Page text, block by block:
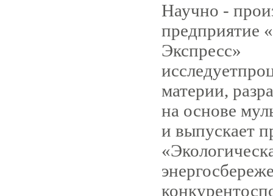
Научно -
предприятие
Экспресс»
материи,
на основе
и выпускает